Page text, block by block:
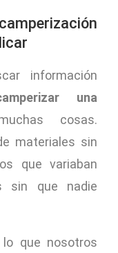
información
una
cosas.
materiales sin
que variaban
sin que nadie
que nosotros